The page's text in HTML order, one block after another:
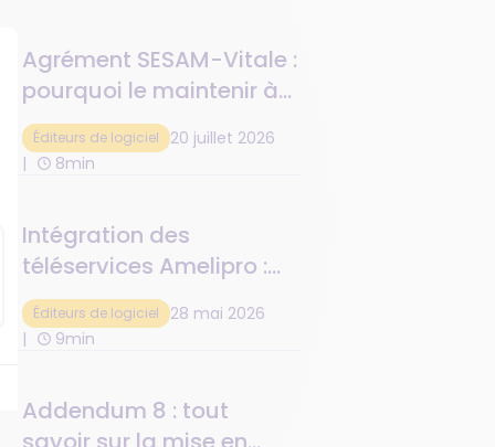
Agrément SESAM-Vitale :
pourquoi le maintenir à
jour ?
Éditeurs de logiciel
20 juillet 2026
8min
Intégration des
téléservices Amelipro :
quelles solutions pour un
éditeur de logiciel
Éditeurs de logiciel
28 mai 2026
9min
Addendum 8 : tout